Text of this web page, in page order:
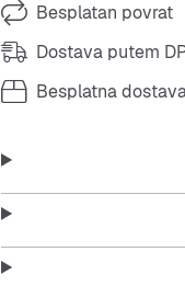
Besplatan povrat
Dostava putem
Besplatna